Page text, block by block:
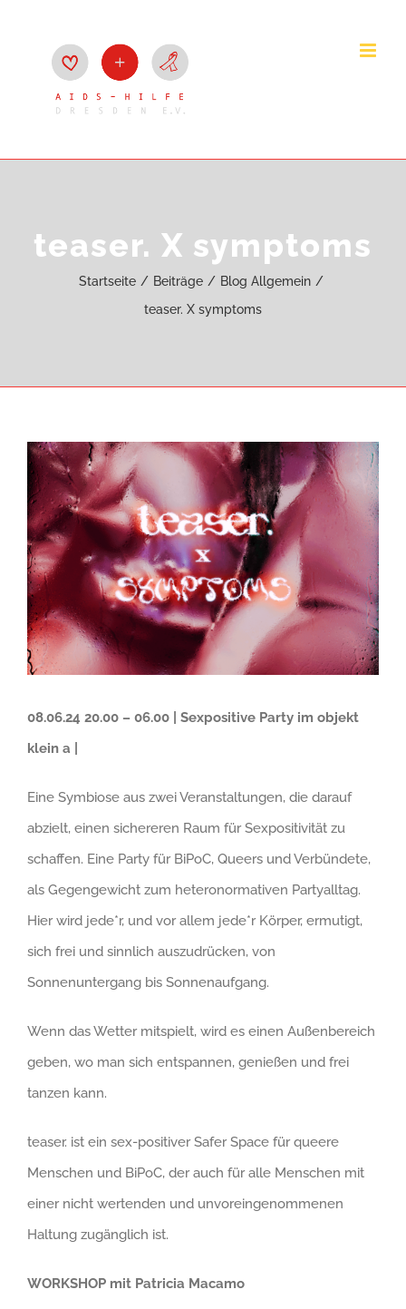
teaser. X symptoms
Startseite Beiträge
Blog Allgemein
teaser. X symptoms
Zeige
grösseres
Bild
08.06.24 20.00 – 06.00 | Sexpositive Party im objekt
klein a |
Eine Symbiose aus zwei Veranstaltungen, die darauf
abzielt, einen sichereren Raum für Sexpositivität zu
schaffen. Eine Party für BiPoC, Queers und Verbündete,
als Gegengewicht zum heteronormativen Partyalltag.
Hier wird jede*r, und vor allem jede*r Körper, ermutigt,
sich frei und sinnlich auszudrücken, von
Sonnenuntergang bis Sonnenaufgang.
Wenn das Wetter mitspielt, wird es einen Außenbereich
geben, wo man sich entspannen, genießen und frei
tanzen kann.
teaser. ist ein sex-positiver Safer Space für queere
Menschen und BiPoC, der auch für alle Menschen mit
einer nicht wertenden und unvoreingenommenen
Haltung zugänglich ist.
WORKSHOP mit Patricia Macamo